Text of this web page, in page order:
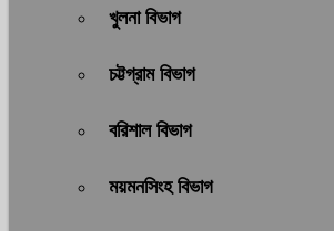
খুলনা বিভাগ
চট্টগ্রাম বিভাগ
বরিশাল বিভাগ
ময়মনসিংহ বিভাগ